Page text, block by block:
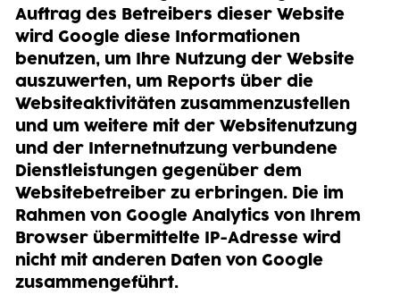
Auftrag des Betreibers dieser Website
wird Google diese Informationen
benutzen, um Ihre Nutzung der Website
auszuwerten, um Reports über die
Websiteaktivitäten zusammenzustellen
und um weitere mit der Websitenutzung
und der Internetnutzung verbundene
Dienstleistungen gegenüber dem
Websitebetreiber zu erbringen. Die im
Rahmen von Google Analytics von Ihrem
Browser übermittelte IP-Adresse wird
nicht mit anderen Daten von Google
zusammengeführt.